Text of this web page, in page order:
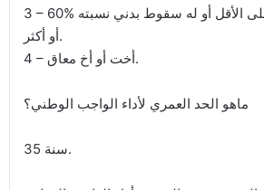
3 – أب عمره 65 عاما على الأقل أو له سقوط بدني نسبته %60
أو أكثر.
4 – أخت أو أخ معاق.
ماهو الحد العمري لأداء الواجب الوطني؟
35 سنة.